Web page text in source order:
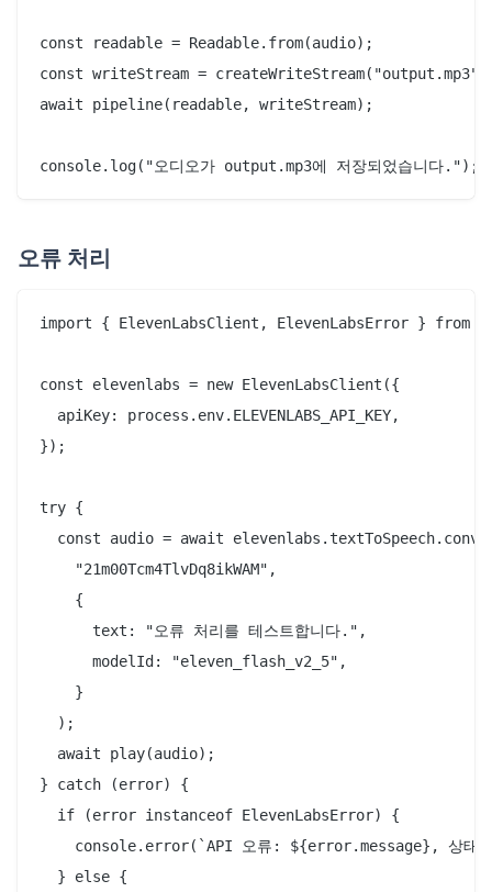
const readable = Readable.from(audio);
const writeStream =
await pipeline(readable, writeStream);
오류 처리
import { ElevenLabsClient, ElevenLabsError } from
const elevenlabs = new ElevenLabsClient({
  apiKey: process.env.ELEVENLABS_API_KEY,
});
try {
const audio = await
    "21m00Tcm4TlvDq8ikWAM",
    {
      text: "오류 처리를 테스트합니다.",
      modelId: "eleven_flash_v2_5",
    }
  );
  await play(audio);
} catch (error) {
  if (error instanceof ElevenLabsError) {
console.error(`API 오류: ${error.message}, 상태
  } else {